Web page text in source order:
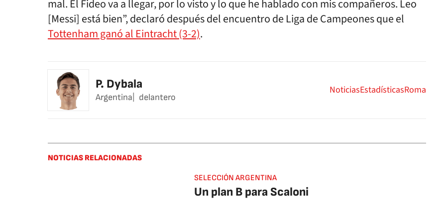
mal. El Fideo va a llegar, por lo visto y lo que he hablado con mis compañeros. Leo
[Messi] está bien”, declaró después del encuentro de Liga de Campeones que el
Tottenham ganó al Eintracht (3-2).
P. Dybala
Argentina delantero
NoticiasEstadísticasRoma
NOTICIAS RELACIONADAS
SELECCIÓN ARGENTINA
Un plan B para Scaloni